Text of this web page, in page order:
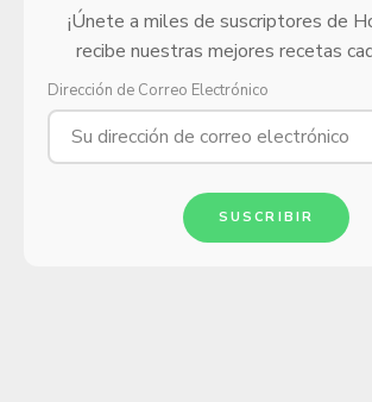
¡Únete a miles de suscriptores de
recibe nuestras mejores recetas
Dirección de Correo Electrónico
SUSCRIBIR